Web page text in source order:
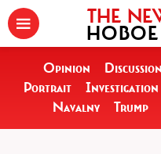
THE
Opinion Discussion
Portrait
Investigation
Navalny
Trump